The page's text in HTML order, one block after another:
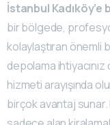
İstanbul Kadıköy’e
bir bölgede,
kolaylaştıran önemli
depolama
hizmeti arayışında
birçok avantaj sunar.